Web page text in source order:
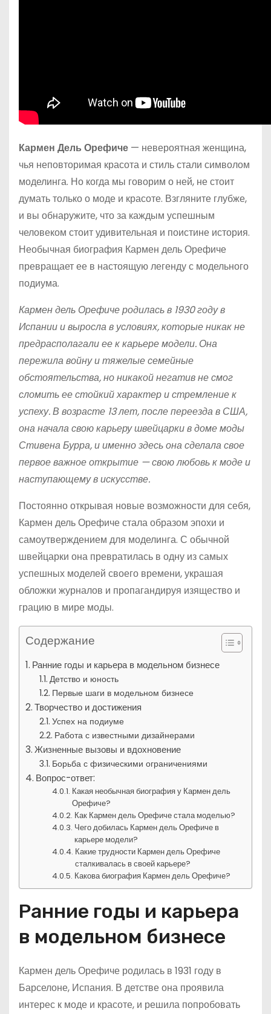
Кармен Дель Орефиче — невероятная женщина,
чья неповторимая красота и стиль стали символом
моделинга. Но когда мы говорим о ней, не стоит
думать только о моде и красоте. Взгляните глубже,
и вы обнаружите, что за каждым успешным
человеком стоит удивительная и поистине история.
Необычная биография Кармен дель Орефиче
превращает ее в настоящую легенду с модельного
подиума.
Кармен дель Орефиче родилась в 1930 году в
Испании и выросла в условиях, которые никак не
предрасполагали ее к карьере модели. Она
пережила войну и тяжелые семейные
обстоятельства, но никакой негатив не смог
сломить ее стойкий характер и стремление к
успеху. В возрасте 13 лет, после переезда в США,
она начала свою карьеру швейцарки в доме моды
Стивена Бурра, и именно здесь она сделала свое
первое важное открытие — свою любовь к моде и
наступающему в искусстве.
Постоянно открывая новые возможности для себя,
Кармен дель Орефиче стала образом эпохи и
самоутверждением для моделинга. С обычной
швейцарки она превратилась в одну из самых
успешных моделей своего времени, украшая
обложки журналов и пропагандируя изящество и
грацию в мире моды.
Содержание
Ранние годы и карьера в модельном бизнесе
Детство и юность
Первые шаги в модельном бизнесе
Творчество и достижения
Успех на подиуме
Работа с известными дизайнерами
Жизненные вызовы и вдохновение
Борьба с физическими ограничениями
Вопрос-ответ:
Какая необычная биография у Кармен дель
Орефиче?
Как Кармен дель Орефиче стала моделью?
Чего добилась Кармен дель Орефиче в
карьере модели?
Какие трудности Кармен дель Орефиче
сталкивалась в своей карьере?
Какова биография Кармен дель Орефиче?
Ранние годы и карьера
в модельном бизнесе
Кармен дель Орефиче родилась в 1931 году в
Барселоне, Испания. В детстве она проявила
интерес к моде и красоте, и решила попробовать